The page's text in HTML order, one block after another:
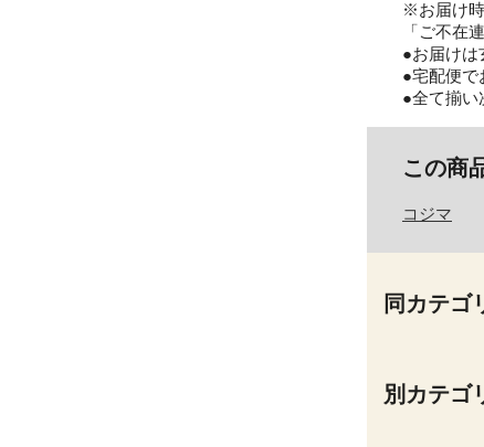
※お届け時
「ご不在
●お届けは
●宅配便で
●全て揃い
この商
コジマ
同カテゴ
別カテゴ